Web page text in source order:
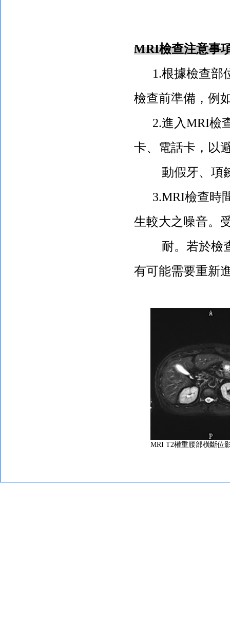
MRI檢查注意事
1.根據檢查部
檢查前準備，例
2.進入MRI檢
卡、電話卡，以
動假牙、項鍊
3.MRI檢查時
生較大之噪音。
耐。若於檢查
有可能需要重新
MRI T2權重腰部橫斷位